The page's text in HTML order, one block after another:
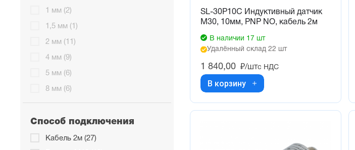
1 мм (2)
1,5 мм (1)
2 мм (11)
4 мм (9)
5 мм (6)
8 мм (6)
Способ подключения
Кабель 2м (27)
SL-30P10C Индуктивный датчик
М30, 10мм, PNP NO, кабель 2м
В наличии 17 шт
Удалённый склад 22 шт
1 840,00 ₽/штс НДС
В корзину